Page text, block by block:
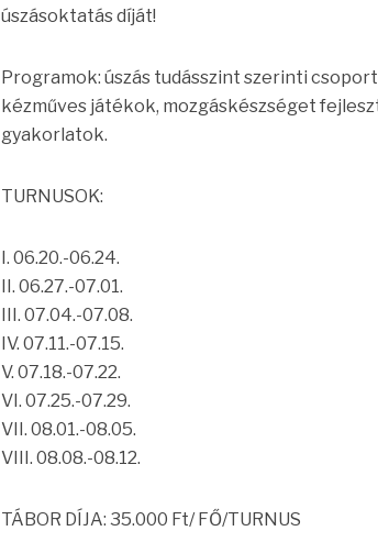
úszásoktatás díját!
Programok: úszás tudásszint szerinti
kézműves játékok, mozgáskészséget
gyakorlatok.
TURNUSOK:
I. 06.20.-06.24.
II. 06.27.-07.01.
III. 07.04.-07.08.
IV. 07.11.-07.15.
V. 07.18.-07.22.
VI. 07.25.-07.29.
VII. 08.01.-08.05.
VIII. 08.08.-08.12.
TÁBOR DÍJA: 35.000 Ft/ FŐ/TURNUS